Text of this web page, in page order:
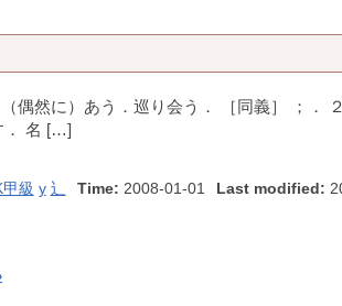
偶然に）あう．巡り会う． ［同義］ ；．
． 名 […]
甲級 y 辶 Time: 2008-01-01 Last modified: